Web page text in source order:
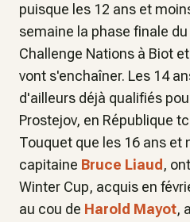
puisque les 12 ans et
semaine la phase finale
Challenge Nations à Biot
vont s'enchaîner. Les 14
d'ailleurs déjà qualifiés
Prostejov, en République
Touquet que les 16 ans et
capitaine Bruce Liaud ,
Winter Cup, acquis en
au cou de Harold Mayot,